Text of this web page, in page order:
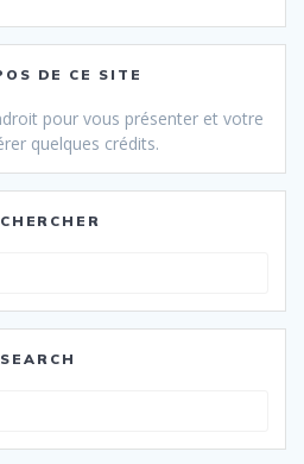
DE CE SITE
pour vous présenter et votre
quelques crédits.
:
SEARCH
: